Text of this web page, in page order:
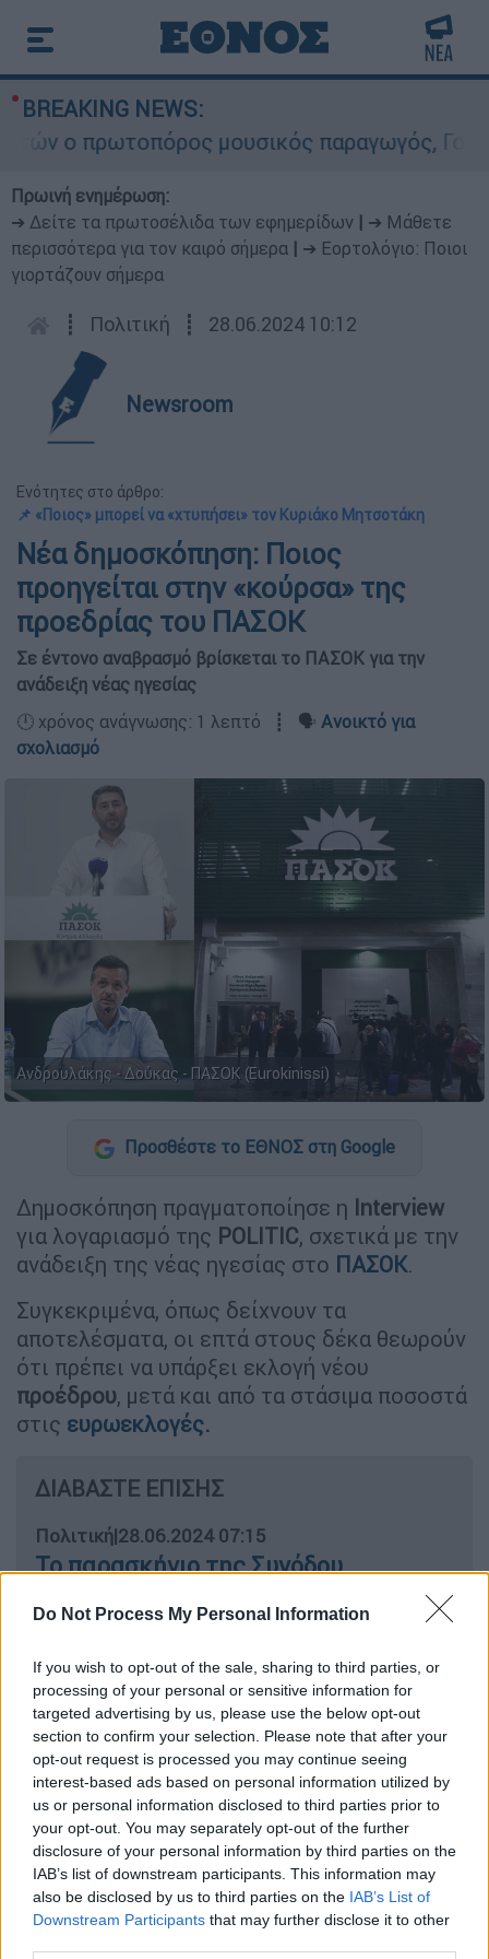
Do Not Process My Personal Information
If you wish to opt-out of the sale, sharing to third parties, or
processing of your personal or sensitive information for
targeted advertising by us, please use the below opt-out
section to confirm your selection. Please note that after your
opt-out request is processed you may continue seeing
interest-based ads based on personal information utilized by
us or personal information disclosed to third parties prior to
your opt-out. You may separately opt-out of the further
disclosure of your personal information by third parties on the
IAB’s list of downstream participants. This information may
also be disclosed by us to third parties on the IAB’s List of
Downstream Participants that may further disclose it to other
BREAKING NEWS:
ο πρωτοπόρος μουσικός παραγωγός,
Πρωινή ενημέρωση:
➔ Δείτε τα πρωτοσέλιδα των εφημερίδων
➔ Μάθετε
περισσότερα για τον καιρό σήμερα
➔ Εορτολόγιο: Ποιοι
γιορτάζουν σήμερα
┋ Πολιτική ┋ 28.06.2024 10:12
Newsroom
Ενότητες στο άρθρο:
📌 «Ποιος» μπορεί να «χτυπήσει» τον Κυριάκο Μητσοτάκη
Νέα δημοσκόπηση: Ποιος
προηγείται στην «κούρσα» της
προεδρίας του ΠΑΣΟΚ
Σε έντονο αναβρασμό βρίσκεται το ΠΑΣΟΚ για την
ανάδειξη νέας ηγεσίας
🕛 χρόνος ανάγνωσης: 1 λεπτό ┋ 🗣️ Ανοικτό για
σχολιασμό
Ανδρουλάκης - Δούκας - ΠΑΣΟΚ (Eurokinissi)
Προσθέστε το ΕΘΝΟΣ στη Google
Δημοσκόπηση πραγματοποίησε η Interview
για λογαριασμό της POLITIC, σχετικά με την
ανάδειξη της νέας ηγεσίας στο ΠΑΣΟΚ.
Συγκεκριμένα, όπως δείχνουν τα
αποτελέσματα, οι επτά στους δέκα θεωρούν
ότι πρέπει να υπάρξει εκλογή νέου
προέδρου, μετά και από τα στάσιμα ποσοστά
στις ευρωεκλογές.
ΔΙΑΒΑΣΤΕ ΕΠΙΣΗΣ
Πολιτική|28.06.2024 07:15
Το παρασκήνιο της Συνόδου
πρόσωπα σε θέσεις - κλειδιά και τι
Την ίδια στιγμή, οΧάρης Δούκαςπροηγείται
στη «μάχη» για την ηγεσία τουΠΑΣΟΚ, με τον
νυν πρόεδροΝίκο Ανδρουλάκηνα ακολουθεί
σε απόσταση αναπνοής.
Συγκεκριμένα ο δήμαρχος τηςΑθήνας
συγκεντρώνει ποσοστό 21,5% και ακολουθεί
ο νυν πρόεδρος του ΠΑΣΟΚ,Νίκος